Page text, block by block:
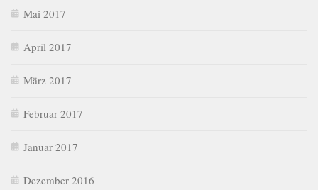
Mai 2017
April 2017
März 2017
Februar 2017
Januar 2017
Dezember 2016